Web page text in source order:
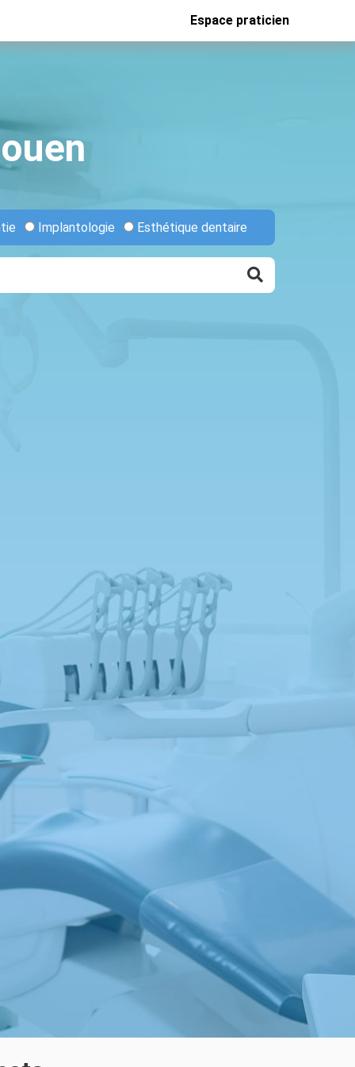
Espace praticien
Implantologie Esthétique dentaire